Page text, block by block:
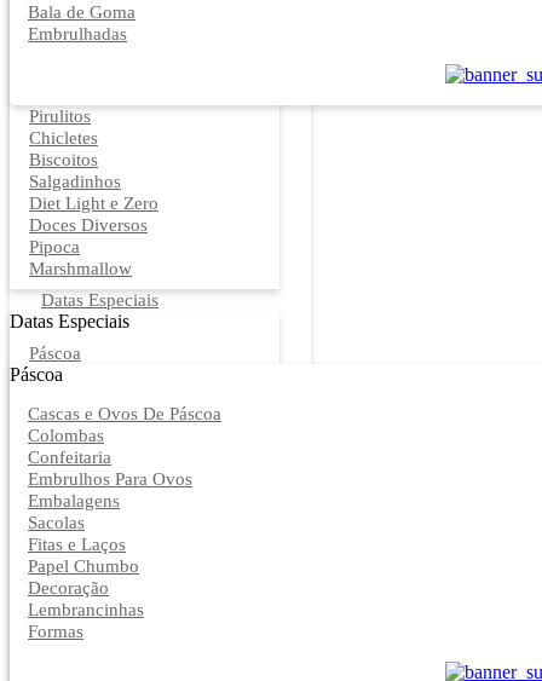
Bala de Goma
Embrulhadas
Pirulitos
Chicletes
Biscoitos
Salgadinhos
Diet Light e Zero
Doces Diversos
Pipoca
Marshmallow
Datas Especiais
Datas Especiais
Páscoa
Páscoa
Cascas e Ovos De Páscoa
Colombas
Confeitaria
Embrulhos Para Ovos
Embalagens
Sacolas
Fitas e Laços
Papel Chumbo
Decoração
Lembrancinhas
Formas